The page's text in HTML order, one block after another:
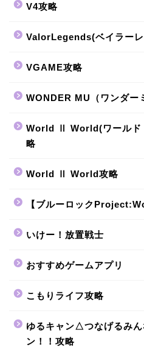
V4攻略
ValorLegends(ベイラー
VGAME攻略
WONDER MU（ワンダー
World Ⅱ World(ワールド
略
World Ⅱ World攻略
【ブルーロック
いけー！放置戦士
おすすめゲームアプリ
こもりライフ攻略
ゆるキャン△つなげるみん
ン！！攻略